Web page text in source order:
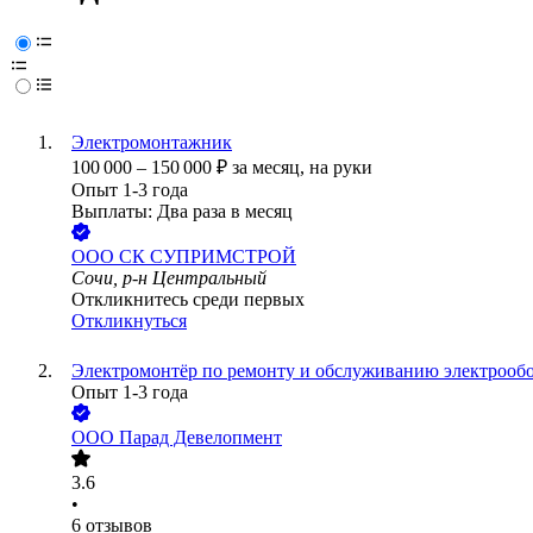
Электромонтажник
100 000 – 150 000 ₽ за месяц, на руки
Опыт 1-3 года
Выплаты: Два раза в месяц
ООО СК СУПРИМСТРОЙ
Сочи, р-н Центральный
Откликнитесь среди первых
Откликнуться
Электромонтёр по ремонту и обслуживанию
Опыт 1-3 года
ООО Парад Девелопмент
3.6
•
6 отзывов